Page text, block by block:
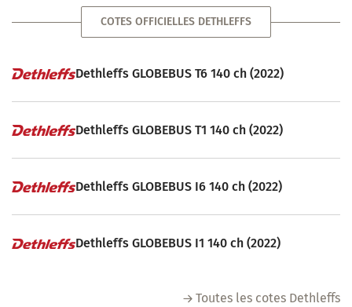
COTES OFFICIELLES DETHLEFFS
Dethleffs GLOBEBUS T6 140 ch (2022)
Dethleffs GLOBEBUS T1 140 ch (2022)
Dethleffs GLOBEBUS I6 140 ch (2022)
Dethleffs GLOBEBUS I1 140 ch (2022)
Toutes les cotes Dethleffs